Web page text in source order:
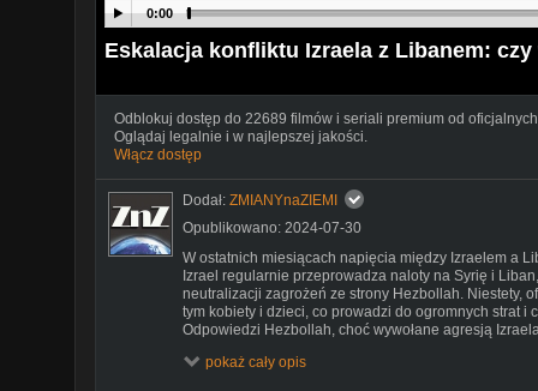
0:00
Eskalacja konfliktu Izraela z Libanem:
Odblokuj dostęp do 22689 filmów i seriali premium od
Oglądaj legalnie i w najlepszej jakości.
Włącz dostęp
Dodał: ZMIANYnaZIEMI
Opublikowano: 2024-07-30
W ostatnich miesiącach napięcia między Izraelem a
Izrael regularnie przeprowadza naloty na Syrię i
neutralizacji zagrożeń ze strony Hezbollah. Niestety,
tym kobiety i dzieci, co prowadzi do ogromnych strat
Odpowiedzi Hezbollah, choć wywołane agresją
Golan, co prowadzi do dalszej eskalacji konfliktu.
pokaż cały opis